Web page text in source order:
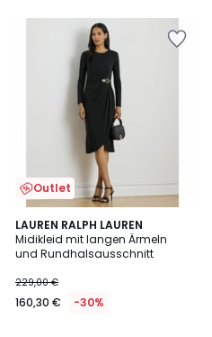
Outlet
LAUREN RALPH LAUREN
Midikleid mit langen Ärmeln
und Rundhalsausschnitt
229,00 €
160,30 € -30%